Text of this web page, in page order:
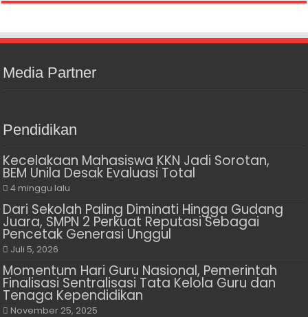
Media Partner
Pendidikan
Kecelakaan Mahasiswa KKN Jadi Sorotan,
BEM Unila Desak Evaluasi Total
4 minggu lalu
Dari Sekolah Paling Diminati Hingga Gudang
Juara, SMPN 2 Perkuat Reputasi Sebagai
Pencetak Generasi Unggul
Juli 5, 2026
Momentum Hari Guru Nasional, Pemerintah
Finalisasi Sentralisasi Tata Kelola Guru dan
Tenaga Kependidikan
November 25, 2025